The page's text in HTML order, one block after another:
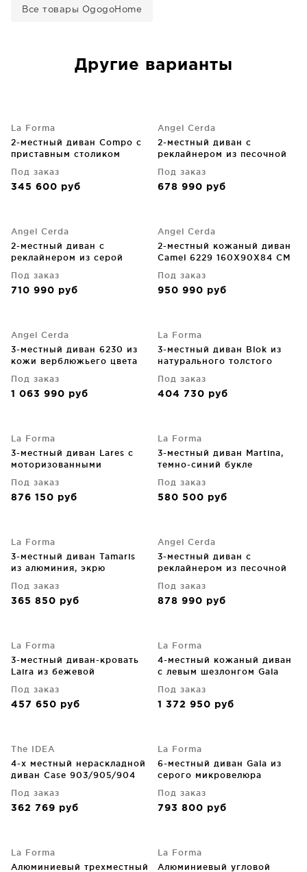
Все товары OgogoHome
Другие варианты
La Forma
2-местный диван Compo с
приставным столиком
Под заказ
345 600 руб
Angel Cerda
2-местный диван с
реклайнером из песочной
Под заказ
678 990 руб
Angel Cerda
2-местный диван с
реклайнером из серой
Под заказ
710 990 руб
Angel Cerda
2-местный кожаный диван
Camel 6229 160X90X84 CM
Под заказ
950 990 руб
Angel Cerda
3-местный диван 6230 из
кожи верблюжьего цвета
Под заказ
1 063 990 руб
La Forma
3-местный диван Blok из
натурального толстого
Под заказ
404 730 руб
La Forma
3-местный диван Lares с
моторизованными
регулируемым
подголовником, бежевый
Под заказ
876 150 руб
La Forma
3-местный диван Martina,
темно-синий букле
Под заказ
580 500 руб
La Forma
3-местный диван Tamaris
из алюминия, экрю
Под заказ
365 850 руб
Angel Cerda
3-местный диван с
реклайнером из песочной
Под заказ
878 990 руб
La Forma
3-местный диван-кровать
Laira из бежевой
Под заказ
457 650 руб
La Forma
4-местный кожаный диван
с левым шезлонгом Gala
Под заказ
1 372 950 руб
The IDEA
4-х местный нераскладной
диван Case 903/905/904
Под заказ
362 769 руб
La Forma
6-местный диван Gala из
серого микровелюра
Под заказ
793 800 руб
La Forma
Алюминиевый трехместный
La Forma
Алюминиевый угловой